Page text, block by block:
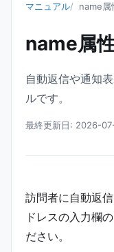
マニュアル name属
name属
自動返信や通知
ルです。
最終更新日: 2026-
訪問者に自動返
ドレスの入力欄
ださい。